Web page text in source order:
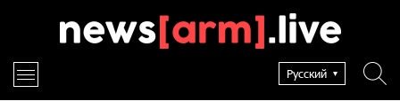
Русский